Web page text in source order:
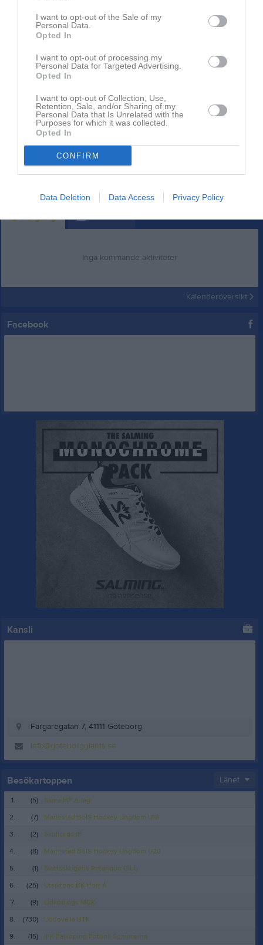
I want to opt-out of the Sale of my
Personal Data.
Opted In
I want to opt-out of processing my
Personal Data for Targeted Advertising.
Opted In
I want to opt-out of Collection, Use,
Retention, Sale, and/or Sharing of my
Personal Data that Is Unrelated with the
Purposes for which it was collected.
Opted In
CONFIRM
Data Deletion Data Access Privacy Policy
Ingen video uppladdad
Logga in och ladda upp ert första klipp
Senast uppdaterade album
GiantsVsWolfs
På gång
Inga kommande aktiviteter
Kalenderöversikt
Facebook
Kansli
Färgaregatan 7, 41111 Göteborg
info@goteborggiants.se
Besökartoppen Länet
1. (5)
Skara HF A-lag
2.
(7)
Mariestad BoIS Hockey Ungdom U18
3.
(2)
Skultorps IF
4.
(8)
Mariestad BoIS Hockey Ungdom U20
5.
(1)
Slottsskogens Petanque Club
6.
(25)
Utsiktens BK Herr A
7.
(9)
Lidköpings MCK
8.
(730)
Uddevalla BTK
9.
(15) IFK Falköping Fotboll Seniorerna